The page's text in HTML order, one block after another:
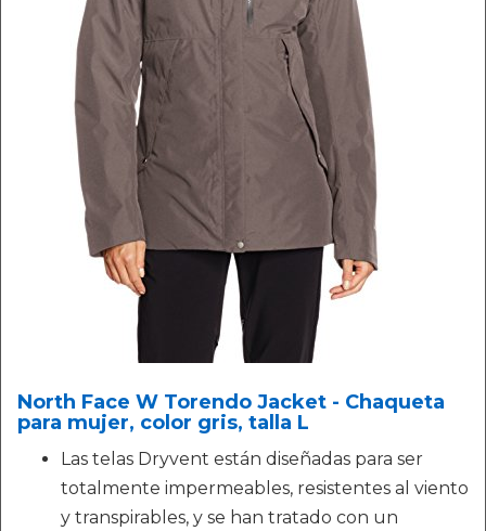
North Face W Torendo Jacket - Chaqueta
para mujer, color gris, talla L
Las telas Dryvent están diseñadas para ser
totalmente impermeables, resistentes al viento
y transpirables, y se han tratado con un